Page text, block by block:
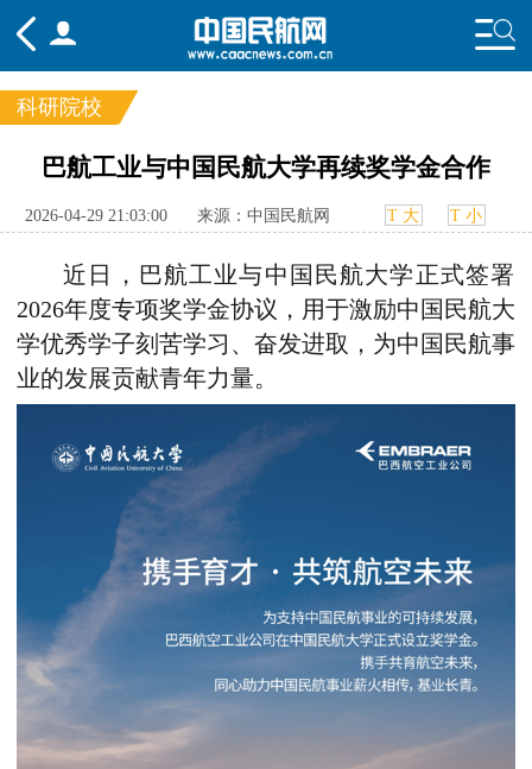
频道
国内 国际
行业
科研院校
巴航工业与中国民航大学再续奖学金合作
2026-04-29 21:03:00 来源：中国民航网 T 大 T 小
近日，巴航工业与中国民航大学正式签署
2026年度专项奖学金协议，用于激励中国民航大
学优秀学子刻苦学习、奋发进取，为中国民航事
业的发展贡献青年力量。